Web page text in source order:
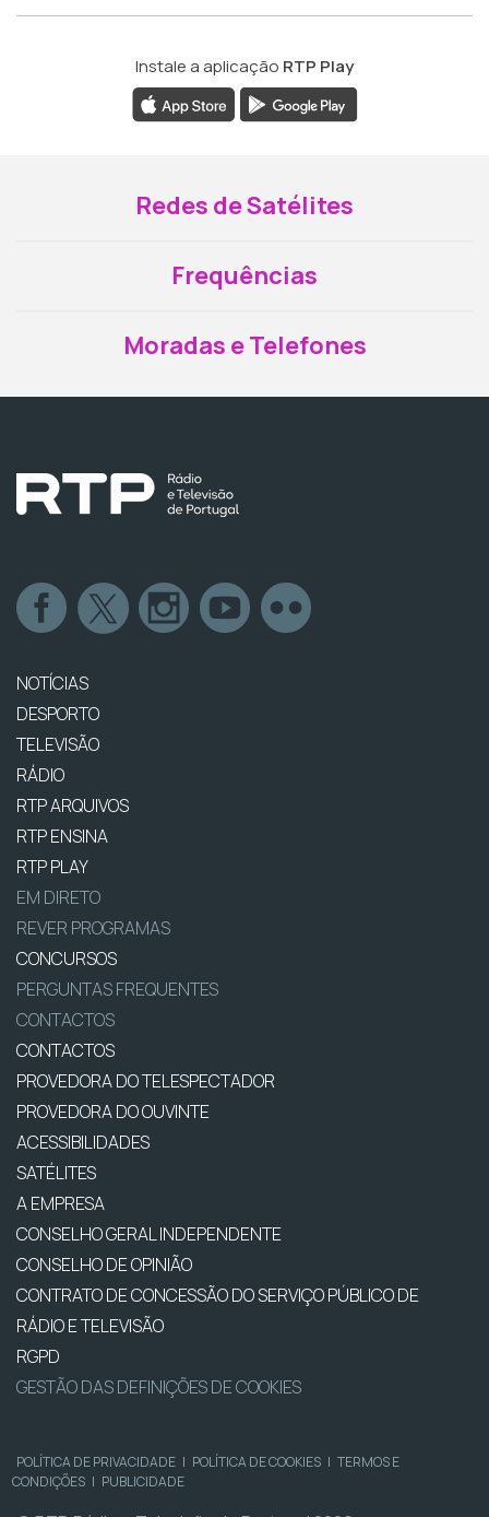
Instale a aplicação RTP Play
Redes de Satélites
Frequências
Moradas e Telefones
NOTÍCIAS
DESPORTO
TELEVISÃO
RÁDIO
RTP ARQUIVOS
RTP ENSINA
RTP PLAY
EM DIRETO
REVER PROGRAMAS
CONCURSOS
PERGUNTAS FREQUENTES
CONTACTOS
CONTACTOS
PROVEDORA DO TELESPECTADOR
PROVEDORA DO OUVINTE
ACESSIBILIDADES
SATÉLITES
A EMPRESA
CONSELHO GERAL INDEPENDENTE
CONSELHO DE OPINIÃO
CONTRATO DE CONCESSÃO DO SERVIÇO PÚBLICO DE
RÁDIO E TELEVISÃO
RGPD
GESTÃO DAS DEFINIÇÕES DE COOKIES
POLÍTICA DE PRIVACIDADE | POLÍTICA DE COOKIES | TERMOS E
CONDIÇÕES | PUBLICIDADE